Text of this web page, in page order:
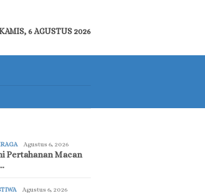
6 AGUSTUS 2026
Agustus 6, 2026
Pertahanan Macan
Agustus 6, 2026